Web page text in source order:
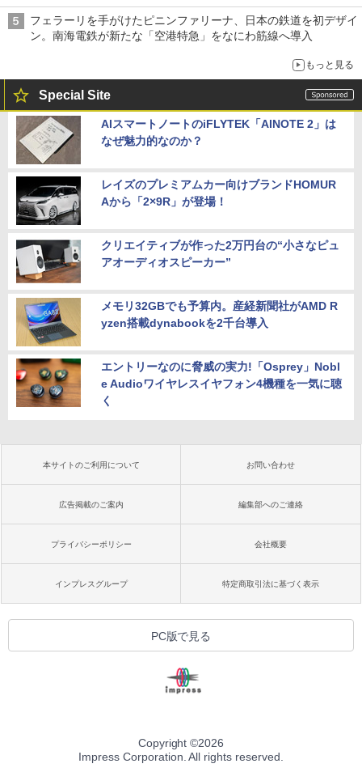
は1500円
フェラーリを手がけたピニンファリーナ、日本の鉄道を初デザイ
ン。南海電鉄が新たな「空港特急」をなにわ筋線へ導入
もっと見る
Special Site
AIスマートノートのiFLYTEK「AINOTE 2」は
なぜ魅力的なのか？
レイズのプレミアムカー向けブランドHOMUR
Aから「2×9R」が登場！
クリエイティブが作った2万円台の“小さなピュ
アオーディオスピーカー”
メモリ32GBでも予算内。産経新聞社がAMD R
yzen搭載dynabookを2千台導入
エントリーなのに脅威の実力!「Osprey」Nobl
e Audioワイヤレスイヤフォン4機種を一気に聴
く
本サイトのご利用について お問い合わせ
広告掲載のご案内 編集部へのご連絡
プライバシーポリシー 会社概要
インプレスグループ 特定商取引法に基づく表示
PC版で見る
Copyright ©2026
Impress Corporation. All rights reserved.